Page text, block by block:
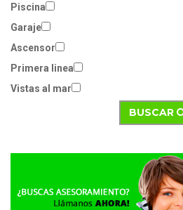
Piscina
Garaje
Ascensor
Primera linea
Vistas al mar
BUSCAR